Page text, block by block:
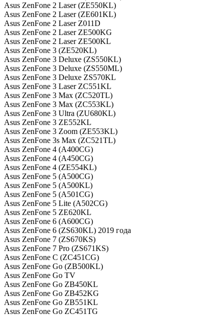
Asus ZenFone 2 Laser (ZE550KL)
Asus ZenFone 2 Laser (ZE601KL)
Asus ZenFone 2 Laser Z011D
Asus ZenFone 2 Laser ZE500KG
Asus ZenFone 2 Laser ZE500KL
Asus ZenFone 3 (ZE520KL)
Asus ZenFone 3 Deluxe (ZS550KL)
Asus ZenFone 3 Deluxe (ZS550ML)
Asus ZenFone 3 Deluxe ZS570KL
Asus ZenFone 3 Laser ZC551KL
Asus ZenFone 3 Max (ZC520TL)
Asus ZenFone 3 Max (ZC553KL)
Asus ZenFone 3 Ultra (ZU680KL)
Asus ZenFone 3 ZE552KL
Asus ZenFone 3 Zoom (ZE553KL)
Asus ZenFone 3s Max (ZC521TL)
Asus ZenFone 4 (A400CG)
Asus ZenFone 4 (A450CG)
Asus ZenFone 4 (ZE554KL)
Asus ZenFone 5 (A500CG)
Asus ZenFone 5 (A500KL)
Asus ZenFone 5 (A501CG)
Asus ZenFone 5 Lite (A502CG)
Asus ZenFone 5 ZE620KL
Asus ZenFone 6 (A600CG)
Asus ZenFone 6 (ZS630KL) 2019 года
Asus ZenFone 7 (ZS670KS)
Asus ZenFone 7 Pro (ZS671KS)
Asus ZenFone C (ZC451CG)
Asus ZenFone Go (ZB500KL)
Asus ZenFone Go TV
Asus ZenFone Go ZB450KL
Asus ZenFone Go ZB452KG
Asus ZenFone Go ZB551KL
Asus ZenFone Go ZC451TG